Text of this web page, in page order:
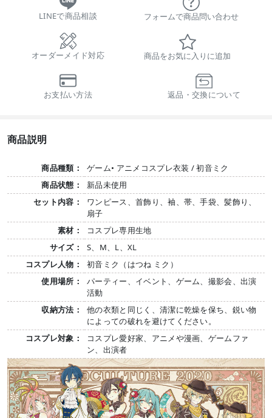
LINEで商品相談 フォームで商品問い合わせ
オーダーメイド対応 商品をお気に入りに追加
お支払い方法 返品・交換について
商品説明
商品種類：
ゲーム• アニメコスプレ衣装 / 初音ミク
商品状態：
新品未使用
セット内容：
ワンピース、首飾り、袖、帯、手袋、髪飾り、
扇子
素材：
コスプレ専用生地
サイズ：
S、M、L、XL
コスプレ人物：
初音ミク（はつね ミク）
使用場所：
パーティー、イベント、ゲーム、撮影会、出演
活動
収納方法：
他の衣類と同じく、清潔に乾燥を保ち、鋭い物
によっての破れを避けてください。
コスプレ対象：
コスプレ愛好家、アニメや漫画、ゲームファ
ン、出演者